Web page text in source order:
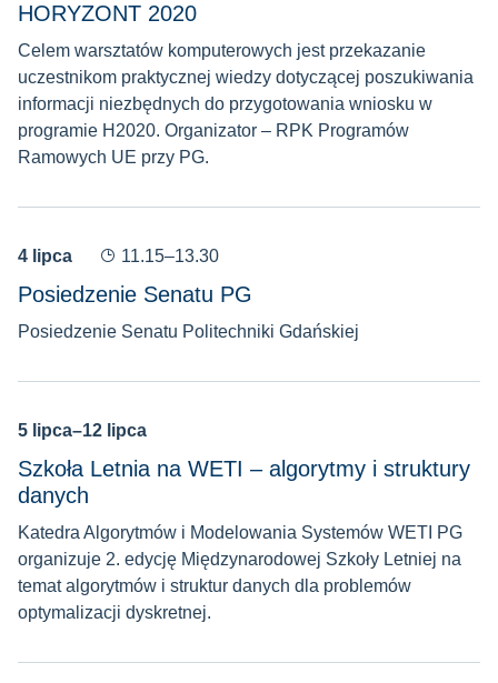
HORYZONT 2020
Celem warsztatów komputerowych jest przekazanie
uczestnikom praktycznej wiedzy dotyczącej poszukiwania
informacji niezbędnych do przygotowania wniosku w
programie H2020. Organizator – RPK Programów
Ramowych UE przy PG.
4 lipca 11.15–13.30
Posiedzenie Senatu PG
Posiedzenie Senatu Politechniki Gdańskiej
5 lipca–12 lipca
Szkoła Letnia na WETI – algorytmy i struktury
danych
Katedra Algorytmów i Modelowania Systemów WETI PG
organizuje 2. edycję Międzynarodowej Szkoły Letniej na
temat algorytmów i struktur danych dla problemów
optymalizacji dyskretnej.